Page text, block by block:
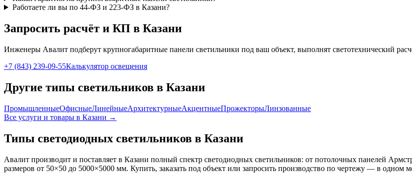
Работаете ли вы по 44-ФЗ и 223-ФЗ в Казани?
Запросить расчёт и КП в Казани
Инженеры Авалит подберут крупногабаритные панели светильники под ваш объект, выполнят светотехнический
+7 (843) 239-09-55Калькулятор освещения
Другие типы светильников в Казани
ПромышленныеОфисныеЛинейныеАрхитектурныеАкцентныеПрожекторыЛинзованные
Все услуги и товары в Казани →
Типы светодиодных светильников в Казани
Авалит производит и поставляет в Казани полный спектр светодиодных светильников: от потолочных панелей
размеров от 50×50 до 5000×5000 мм. Купить, заказать под объект или запросить производство по чертежу — в одном